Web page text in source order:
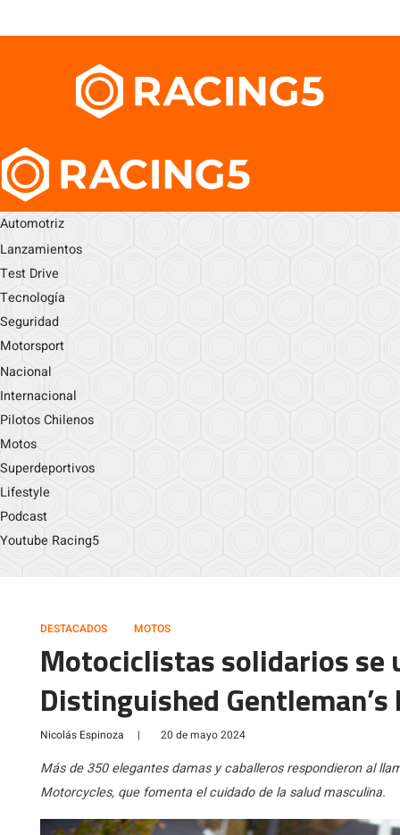
Automotriz
Lanzamientos
Test Drive
Tecnología
Seguridad
Motorsport
Nacional
Internacional
Pilotos Chilenos
Motos
Superdeportivos
Lifestyle
Podcast
Youtube Racing5
DESTACADOS MOTOS
Motociclistas solidarios se
Distinguished
Nicolás Espinoza | 20 de mayo 2024
Más de 350 elegantes damas y caballeros respondieron al
Motorcycles, que fomenta el cuidado de la salud masculina.